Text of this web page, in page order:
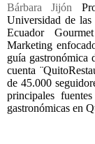
Bárbara Jijón
Universidad de
Ecuador
Marketing
guía gastronómica
cuenta
de 45.000
principales
gastronómicas en